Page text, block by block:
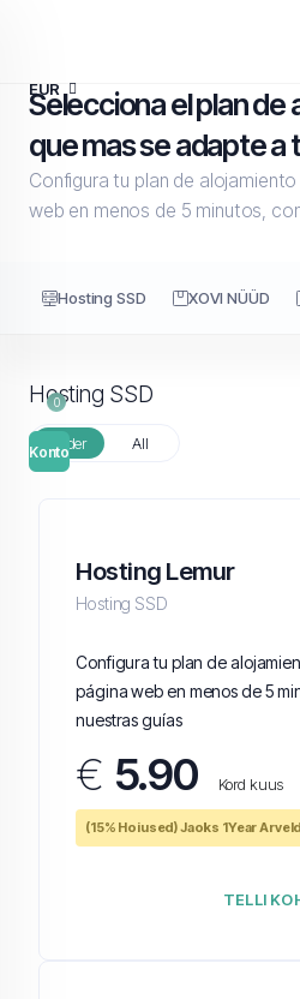
EUR
0
Konto
Selecciona el plan de
que mas se adapte
Configura tu plan de
web en menos de 5 minutos,
Hosting SSD XOVI NÜÜD
Hosting SSD
Slider All
Hosting Lemur
Hosting SSD
Configura tu plan de
página web en menos de 5
nuestras guías
€ 5.90 Kord kuus
(15% Hoiused) Jaoks 1Year
TELLI